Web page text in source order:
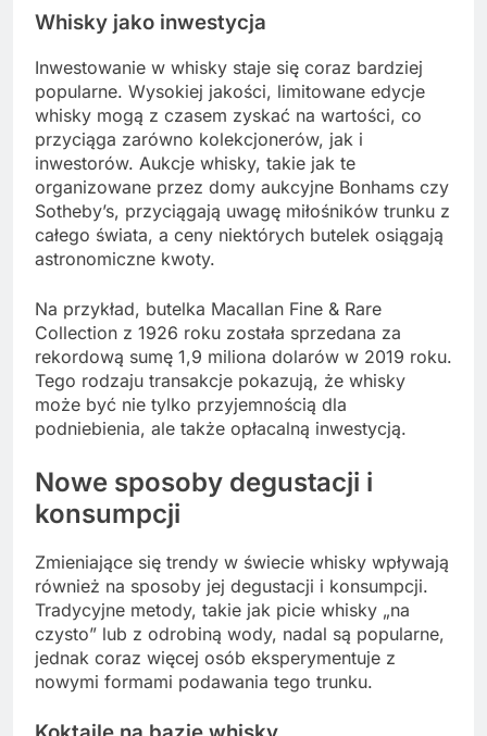
Whisky jako inwestycja
Inwestowanie w whisky staje się coraz bardziej
popularne. Wysokiej jakości, limitowane edycje
whisky mogą z czasem zyskać na wartości, co
przyciąga zarówno kolekcjonerów, jak i
inwestorów. Aukcje whisky, takie jak te
organizowane przez domy aukcyjne Bonhams czy
Sotheby’s, przyciągają uwagę miłośników trunku z
całego świata, a ceny niektórych butelek osiągają
astronomiczne kwoty.
Na przykład, butelka Macallan Fine & Rare
Collection z 1926 roku została sprzedana za
rekordową sumę 1,9 miliona dolarów w 2019 roku.
Tego rodzaju transakcje pokazują, że whisky
może być nie tylko przyjemnością dla
podniebienia, ale także opłacalną inwestycją.
Nowe sposoby degustacji i
konsumpcji
Zmieniające się trendy w świecie whisky wpływają
również na sposoby jej degustacji i konsumpcji.
Tradycyjne metody, takie jak picie whisky „na
czysto” lub z odrobiną wody, nadal są popularne,
jednak coraz więcej osób eksperymentuje z
nowymi formami podawania tego trunku.